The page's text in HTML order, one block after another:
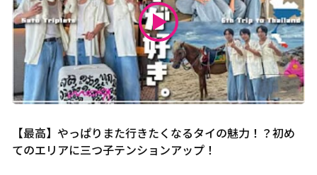
【最高】やっぱりまた行きたくなるタイの魅力！？初め
てのエリアに三つ子テンションアップ！